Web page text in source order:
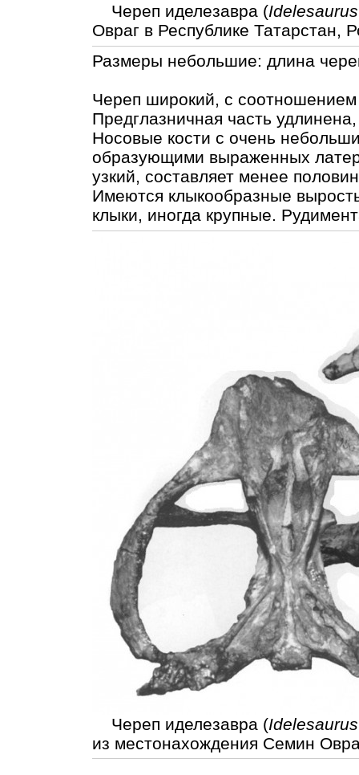
Череп иделезавра (
Овраг в Республике Татарстан,
Размеры небольшие: длина
Череп широкий, с
Предглазничная часть
Носовые кости с очень
образующими выраженных
узкий, составляет менее
Имеются клыкообразные
клыки, иногда крупные.
Череп иделезавра (
из местонахождения Семин